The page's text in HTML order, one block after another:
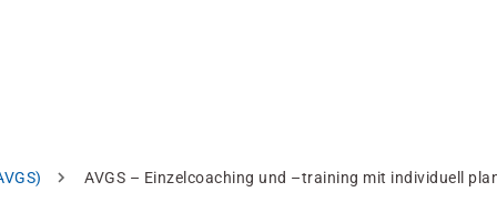
AVGS – Einzelcoaching und –training mit individuell